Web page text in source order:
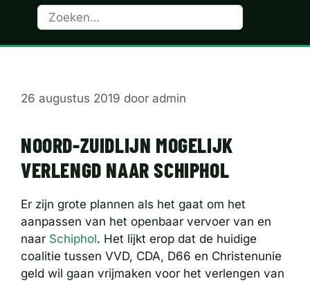
26 augustus 2019 door admin
NOORD-ZUIDLIJN MOGELIJK
VERLENGD NAAR SCHIPHOL
Er zijn grote plannen als het gaat om het
aanpassen van het openbaar vervoer van en
naar Schiphol. Het lijkt erop dat de huidige
coalitie tussen VVD, CDA, D66 en Christenunie
geld wil gaan vrijmaken voor het verlengen van